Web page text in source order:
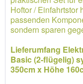
Hoftor / Einfahrtstor
passenden
sondern sparen
Lieferumfang
Basic (2-flügelig)
350cm x Höhe